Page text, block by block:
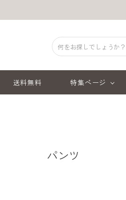
送料無料 特集ページ
パンツ